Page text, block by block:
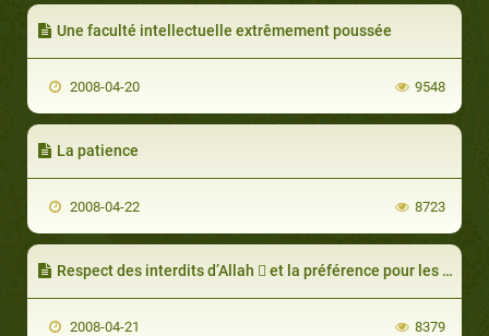
Une faculté intellectuelle extrêmement poussée
2008-04-20 9548
La patience
2008-04-22 8723
Respect des interdits d’Allah  et la préférence pour les voies simples
2008-04-21 8379